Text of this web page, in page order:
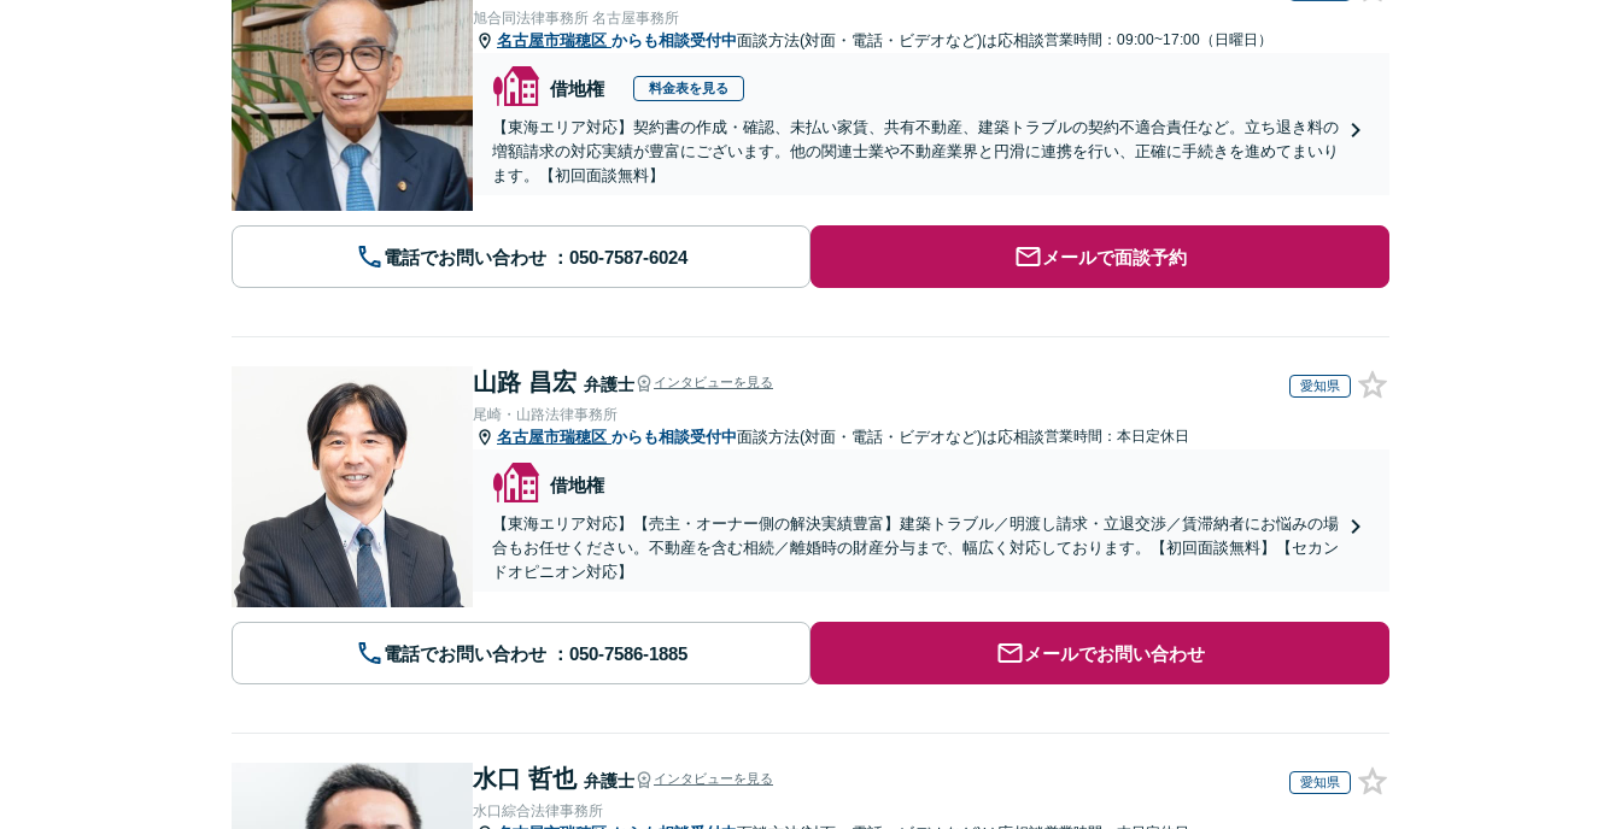
旭合同法律事務所 名古屋事務所
名古屋市瑞穂区 からも相談受付中面談方法(対面・電話・ビデオなど)は応相談営業時間：09:00~17:00（日曜日）
借地権 料金表を見る
【東海エリア対応】契約書の作成・確認、未払い家賃、共有不動産、建築トラブルの契約不適合責任など。立ち退き料の
増額請求の対応実績が豊富にございます。他の関連士業や不動産業界と円滑に連携を行い、正確に手続きを進めてまいり
ます。【初回面談無料】
電話でお問い合わせ メールで面談予約
山路 昌宏 弁護士 インタビューを見る 愛知県
尾崎・山路法律事務所
名古屋市瑞穂区 からも相談受付中面談方法(対面・電話・ビデオなど)は応相談営業時間：本日定休日
借地権
【東海エリア対応】【売主・オーナー側の解決実績豊富】建築トラブル／明渡し請求・立退交渉／賃滞納者にお悩みの場
合もお任せください。不動産を含む相続／離婚時の財産分与まで、幅広く対応しております。【初回面談無料】【セカン
ドオピニオン対応】
電話でお問い合わせ メールでお問い合わせ
水口 哲也 弁護士 インタビューを見る 愛知県
水口綜合法律事務所